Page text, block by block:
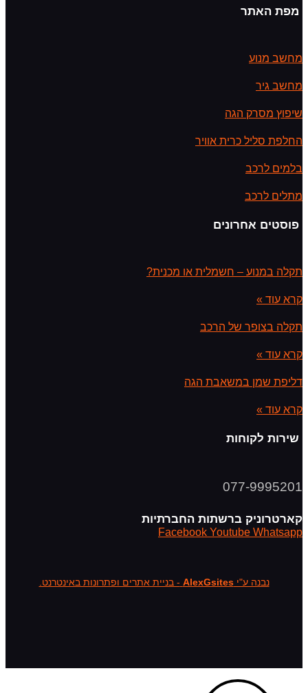
מפת האתר
מחשב מנוע
מחשב גיר
שיפוץ מסרק הגה
החלפת סליל כרית אוויר
בלמים לרכב
מתלים לרכב
פוסטים אחרונים
תקלה במנוע – חשמלית או מכנית?
קרא עוד »
תקלה בצופר של הרכב
קרא עוד »
דליפת שמן במשאבת הגה
קרא עוד »
שירות לקוחות
077-9995201
קארטרוניק ברשתות החברתיות
Facebook Youtube Whatsapp
נבנה ע"יAlexGsites - בניית אתרים ופתרונות באינטרנט.